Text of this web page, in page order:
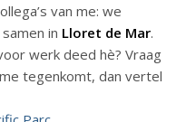
van me: we
in Lloret de Mar.
werk deed hè? Vraag
tegenkomt, dan vertel